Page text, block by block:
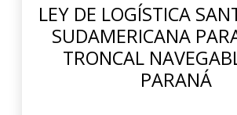
LEY DE LOGÍSTICA
SUDAMERICANA
TRONCAL
PARANÁ